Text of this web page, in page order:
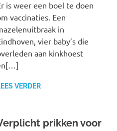
is weer een boel te doen
vaccinaties. Een
in
vier baby’s die
aan kinkhoest
VERDER
prikken voor